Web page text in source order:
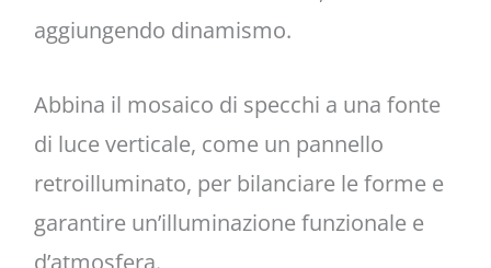
aggiungendo dinamismo.
Abbina il mosaico di specchi a una fonte
di luce verticale, come un pannello
retroilluminato, per bilanciare le forme e
garantire un’illuminazione funzionale e